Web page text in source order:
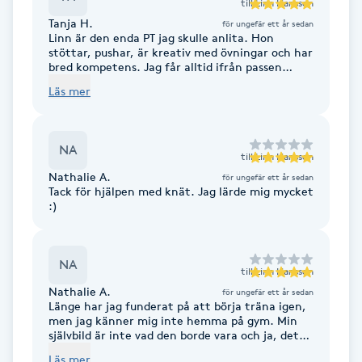
Fransk manikyr
Fransrengöring
Friskvård
Friskvårdsmassage
Funktionsanalys
Färgning
till Linn Hansson
Tanja H. för ungefär ett år sedan
Linn är den enda PT jag skulle anlita. Hon
stöttar, pushar, är kreativ med övningar och har
bred kompetens. Jag får alltid ifrån passen
rekommendera Linn oavsett kön, ålder etc
Läs mer
NA till Linn Hansson
Nathalie A. för ungefär ett år sedan
Tack för hjälpen med knät. Jag lärde mig mycket
:)
NA till Linn Hansson
Nathalie A. för ungefär ett år sedan
Länge har jag funderat på att börja träna igen,
men jag känner mig inte hemma på gym. Min
självbild är inte vad den borde vara och ja, det
Läs mer